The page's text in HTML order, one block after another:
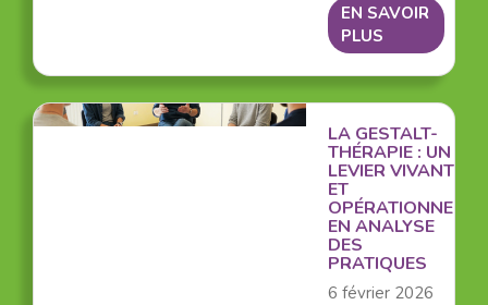
EN SAVOIR
PLUS
LA GESTALT-
THÉRAPIE : UN
LEVIER VIVANT
ET
OPÉRATIONNEL
EN ANALYSE
DES
PRATIQUES
6 février 2026